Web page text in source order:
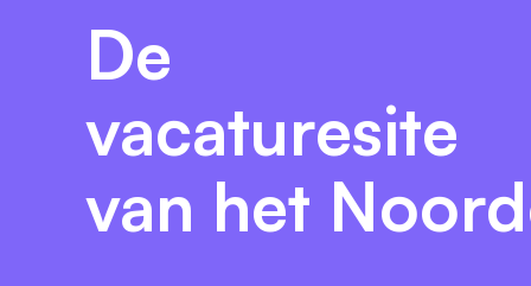
De
vacaturesite
van het